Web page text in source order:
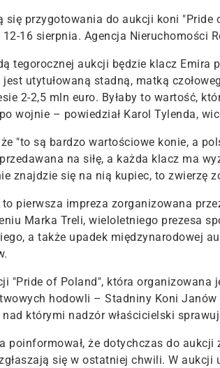
się przygotowania do aukcji koni
16 sierpnia. Agencja Nieruchomości
tegorocznej aukcji będzie klacz Emira
jest utytułowaną stadną, matką
2-2,5 mln euro. Byłaby to wartość,
wojnie – powiedział Karol Tylenda,
że "to są bardzo wartościowe konie, a
na siłę, a każda klacz ma
znajdzie się na nią kupiec, to zwierzę
to pierwsza impreza zorganizowana
Marka Treli, wieloletniego prezesa
a także upadek międzynarodowej
"Pride of Poland", która organizowana
hodowli – Stadniny Koni
nad którymi nadzór właścicielski
poinformował, że dotychczas do aukcji
się w ostatniej chwili. W